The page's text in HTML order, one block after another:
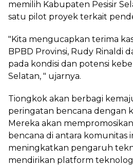
memilih Kabupaten Pesisir
satu pilot proyek terkait
"Kita mengucapkan terima
BPBD Provinsi, Rudy Rinaldi
pada kondisi dan potensi
Selatan, " ujarnya.
Tiongkok akan berbagi
peringatan bencana dengan
Mereka akan
bencana di antara komunitas
meningkatkan pengaruh
mendirikan platform